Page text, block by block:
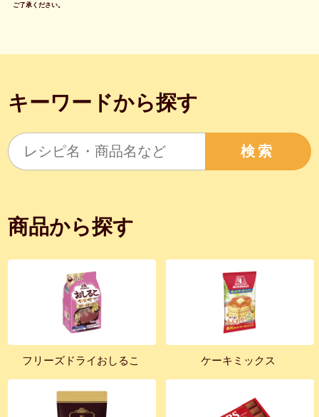
ご了承ください。
キーワードから探す
検索
商品から探す
フリーズドライおしるこ ケーキミックス